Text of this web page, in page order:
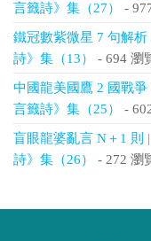
言籤詩》集（27）
-
鐵冠數紫微星 7 句解
詩》集（13）
- 694 瀏
中國龍美國鷹 2 國戰爭
言籤詩》集（25）
-
盲眼龍婆亂言 N＋1 則
詩》集（26）
- 272 瀏